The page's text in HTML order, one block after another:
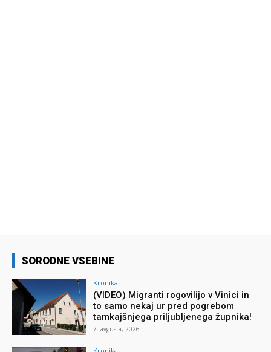
SORODNE VSEBINE
Kronika
(VIDEO) Migranti rogovilijo v Vinici in
to samo nekaj ur pred pogrebom
tamkajšnjega priljubljenega župnika!
7. avgusta, 2026